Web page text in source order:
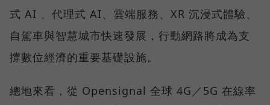
式 AI 、代理式 AI、雲端服務、XR 沉浸式體驗、
自駕車與智慧城市快速發展，行動網路將成為支
撐數位經濟的重要基礎設施。
總地來看，從 Opensignal 全球 4G／5G 在線率